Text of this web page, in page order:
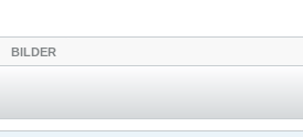
BILDER